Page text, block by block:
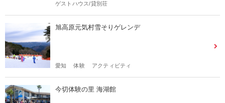
ゲストハウス/貸別荘
旭高原元気村雪そりゲレンデ
愛知 体験 アクティビティ
今切体験の里 海湖館